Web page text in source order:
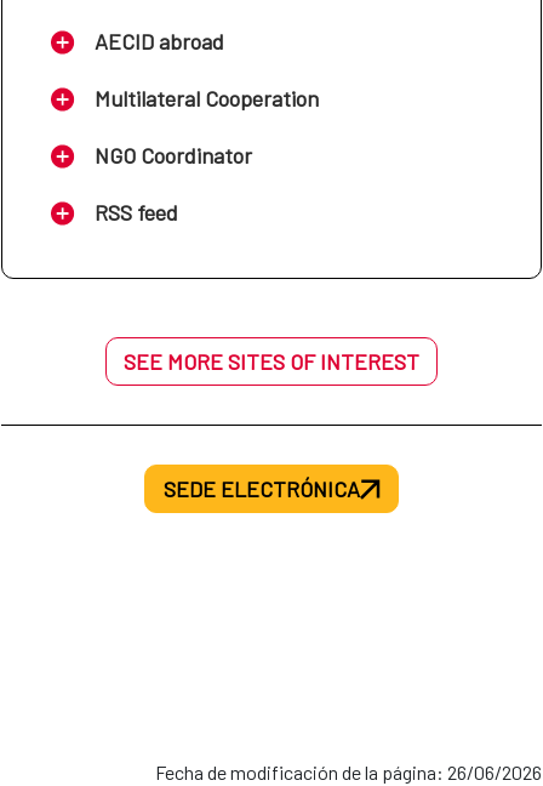
AECID abroad
Multilateral Cooperation
NGO Coordinator
RSS feed
SEE MORE SITES OF INTEREST
SEDE ELECTRÓNICA
Fecha de modificación de la página: 26/06/2026